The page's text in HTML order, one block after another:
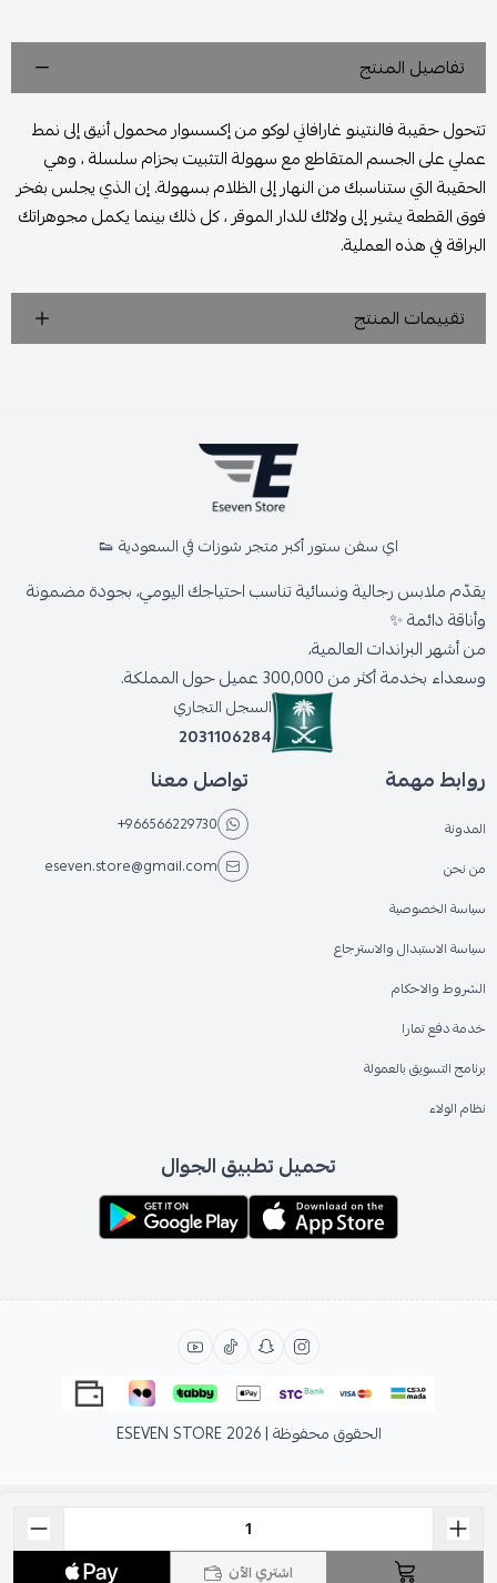
اشتري الآن
تفاصيل المنتج
تتحول حقيبة فالنتينو غارافاني لوكو من إكسسوار محمول أنيق إلى نمط
عملي على الجسم المتقاطع مع سهولة التثبيت بحزام سلسلة ، وهي
الحقيبة التي ستناسبك من النهار إلى الظلام بسهولة. إن الذي يجلس بفخر
فوق القطعة يشير إلى ولائك للدار الموقر ، كل ذلك بينما يكمل مجوهراتك
البراقة في هذه العملية.
تقييمات المنتج
اي سفن ستور أكبر متجر شوزات في السعودية 👟
يقدّم ملابس رجالية ونسائية تناسب احتياجك اليومي، بجودة مضمونة
وأناقة دائمة ✨
من أشهر البراندات العالمية،
وسعداء بخدمة أكثر من 300,000 عميل حول المملكة.
السجل التجاري
2031106284
روابط مهمة
المدونة
من نحن
سياسة الخصوصية
سياسة الاستبدال والاسترجاع
الشروط والاحكام
خدمة دفع تمارا
برنامج التسويق بالعمولة
نظام الولاء
تواصل معنا
+966566229730
eseven.store@gmail.com
تحميل تطبيق الجوال
الحقوق محفوظة | 2026 ESEVEN STORE